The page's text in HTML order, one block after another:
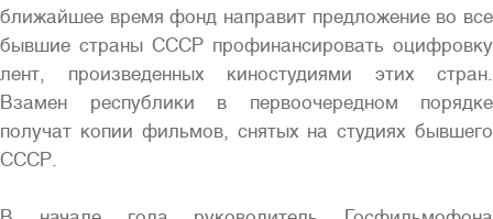
Полная версия сайта
ближайшее время фонд направит предложение во все
бывшие страны СССР профинансировать оцифровку
лент, произведенных киностудиями этих стран.
Взамен республики в первоочередном порядке
получат копии фильмов, снятых на студиях бывшего
СССР.